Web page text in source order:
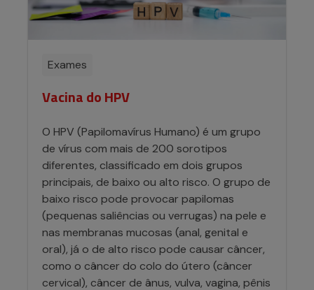
Exames
Vacina do HPV
O HPV (Papilomavírus Humano) é um grupo
de vírus com mais de 200 sorotipos
diferentes, classificado em dois grupos
principais, de baixo ou alto risco. O grupo de
baixo risco pode provocar papilomas
(pequenas saliências ou verrugas) na pele e
nas membranas mucosas (anal, genital e
oral), já o de alto risco pode causar câncer,
como o câncer do colo do útero (câncer
cervical), câncer de ânus, vulva, vagina, pênis